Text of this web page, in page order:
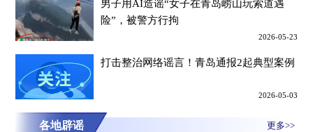
男子用AI造谣“女子在青岛崂山玩索道遇
险”，被警方行拘
2026-05-23
打击整治网络谣言！青岛通报2起典型案例
2026-05-03
各地辟谣 更多>>